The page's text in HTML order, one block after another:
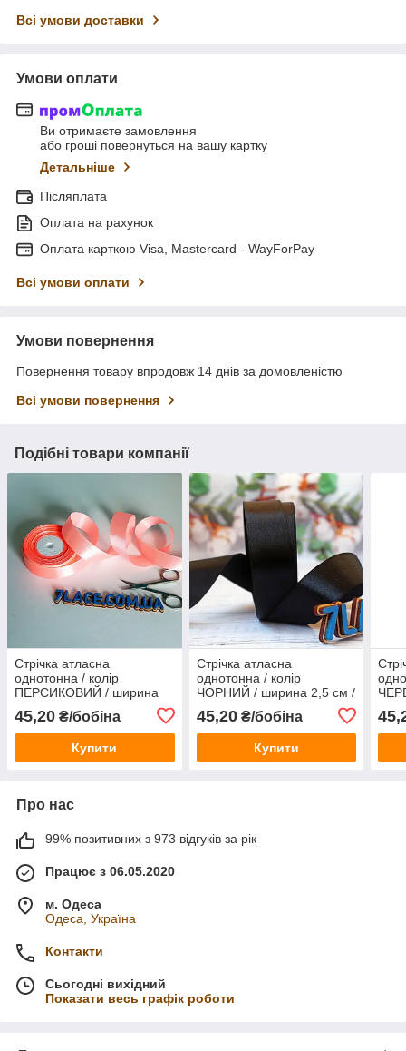
Всі умови доставки
Умови оплати
Ви отримаєте замовлення
або гроші повернуться на вашу картку
Детальніше
Післяплата
Оплата на рахунок
Оплата карткою Visa, Mastercard - WayForPay
Всі умови оплати
Умови повернення
Повернення товару впродовж 14 днів за домовленістю
Всі умови повернення
Подібні товари компанії
Стрічка атласна
однотонна / колір
ПЕРСИКОВИЙ / ширина
45,20 ₴/бобіна
Купити
Стрічка атласна
однотонна / колір
ЧОРНИЙ / ширина 2,5 см /
45,20₴/бобіна
Купити
Про нас
99% позитивних з 973 відгуків за рік
Працює з 06.05.2020
м. Одеса
Одеса, Україна
Контакти
Сьогодні вихідний
Показати весь графік роботи